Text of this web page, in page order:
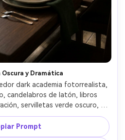
Oscura y Dramática
dark academia fotorrealista,
candelabros de latón, libros
servilletas verde oscuro,
claroscuro, Sony A7R IV
textura detallada --ar
4:5
Prompt